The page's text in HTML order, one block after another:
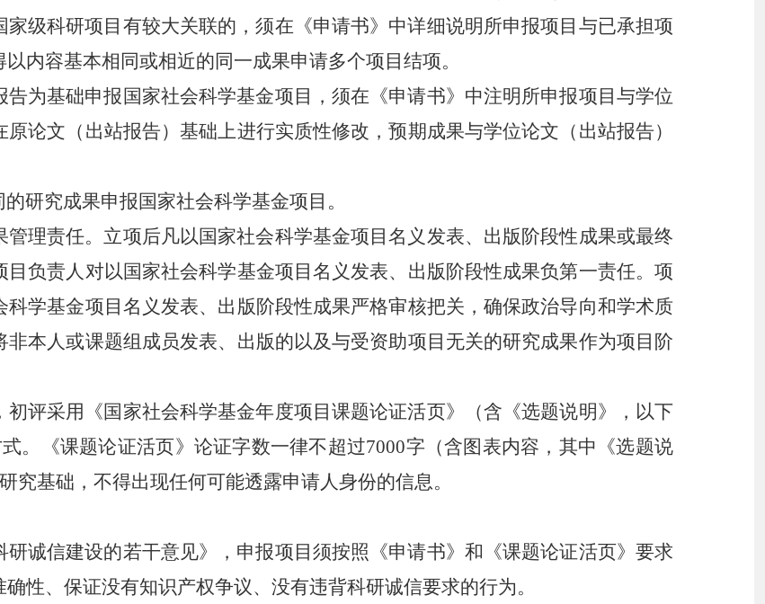
级科研项目有较大关联的，须在《申请书》中详细说明所申报项目与已承担项
内容基本相同或相近的同一成果申请多个项目结项。
为基础申报国家社会科学基金项目，须在《申请书》中注明所申报项目与学位
论文（出站报告）基础上进行实质性修改，预期成果与学位论文（出站报告）
研究成果申报国家社会科学基金项目。
理责任。 立项后凡以国家社会科学基金项目名义发表、出版阶段性成果或最终
负责人对以国家社会科学基金项目名义发表、出版阶段性成果负第一责任。项
学基金项目名义发表、出版阶段性成果严格审核把关，确保政治导向和学术质
本人或课题组成员发表、出版的以及与受资助项目无关的研究成果作为项目阶
评采用《国家社会科学基金年度项目课题论证活页》（含《选题说明》，以下
。 《课题论证活页》论证字数一律不超过7000字（含图表内容，其中《选题说
究基础，不得出现任何可能透露申请人身份的信息。
诚信建设的若干意见》，申报项目须按照《申请书》和《课题论证活页》要求
性、保证没有知识产权争议、没有违背科研诚信要求的行为。